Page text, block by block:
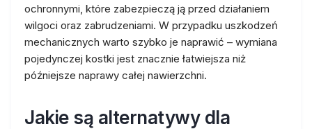
ochronnymi, które zabezpieczą ją przed działaniem
wilgoci oraz zabrudzeniami. W przypadku uszkodzeń
mechanicznych warto szybko je naprawić – wymiana
pojedynczej kostki jest znacznie łatwiejsza niż
późniejsze naprawy całej nawierzchni.
Jakie są alternatywy dla